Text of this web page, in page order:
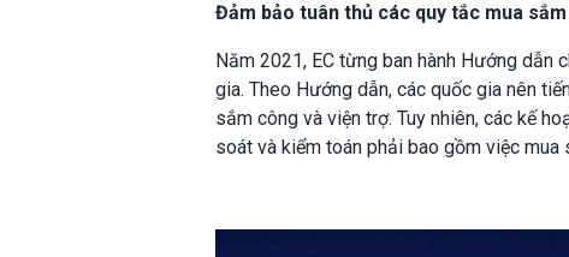
Đảm bảo tuân thủ các quy tắc mua
Năm 2021, EC từng ban hành Hướng dẫn
gia. Theo Hướng dẫn, các quốc gia nên
sắm công và viện trợ. Tuy nhiên, các kế
soát và kiểm toán phải bao gồm việc